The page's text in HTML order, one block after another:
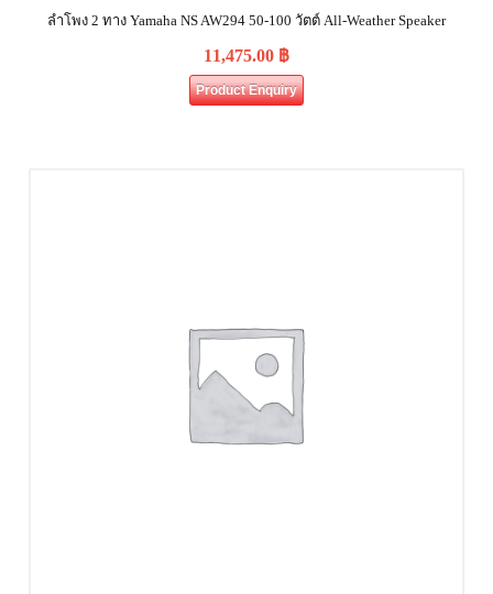
ลำโพง 2 ทาง Yamaha NS AW294 50-100 วัตต์ All-Weather Speaker
11,475.00 ฿
Product Enquiry